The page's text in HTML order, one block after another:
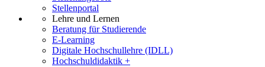
Stellenportal
Lehre und Lernen
Beratung für Studierende
E-Learning
Digitale Hochschullehre (IDLL)
Hochschuldidaktik +